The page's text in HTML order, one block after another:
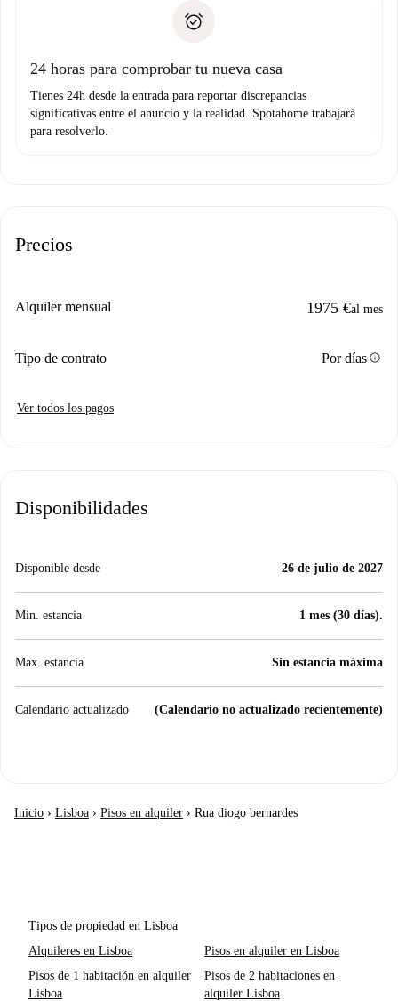
Prueba de solvencia
no nos comunicas ningún problema.
24 horas para comprobar tu nueva casa
Tienes 24h desde la entrada para reportar discrepancias
significativas entre el anuncio y la realidad. Spotahome trabajará
para resolverlo.
Precios
Alquiler mensual 1975 €al mes
Tipo de contrato Por díasinfo
Ver todos los pagos
Disponibilidades
Disponible desde 26 de julio de 2027
Min. estancia 1 mes (30 días).
Max. estancia Sin estancia máxima
Calendario actualizado (Calendario no actualizado recientemente)
Inicio › Lisboa › Pisos en alquiler › Rua diogo bernardes
Tipos de propiedad en Lisboa
Alquileres en Lisboa
Pisos en alquiler en Lisboa
Pisos de 1 habitación en alquiler
Lisboa
Pisos de 2 habitaciones en
alquiler Lisboa